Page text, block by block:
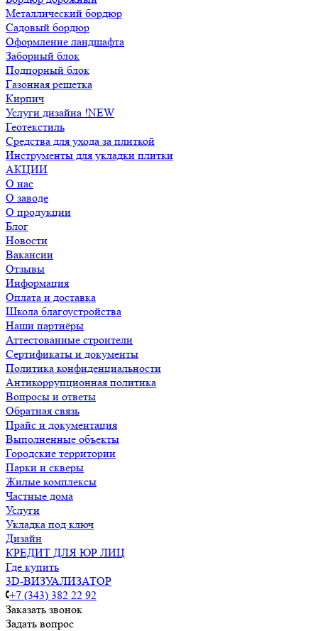
Металлический бордюр
Садовый бордюр
Оформление ландшафта
Заборный блок
Подпорный блок
Газонная решетка
Кирпич
Услуги дизайна !NEW
Геотекстиль
Средства для ухода за плиткой
Инструменты для укладки плитки
АКЦИИ
О нас
О заводе
О продукции
Блог
Новости
Вакансии
Отзывы
Информация
Оплата и доставка
Школа благоустройства
Наши партнёры
Аттестованные строители
Сертификаты и документы
Политика конфиденциальности
Антикоррупционная политика
Вопросы и ответы
Обратная связь
Прайс и документация
Выполненные объекты
Городские территории
Парки и скверы
Жилые комплексы
Частные дома
Услуги
Укладка под ключ
Дизайн
КРЕДИТ ДЛЯ ЮР ЛИЦ
Где купить
3D-ВИЗУАЛИЗАТОР
+7 (343) 382 22 92
Заказать звонок
Задать вопрос